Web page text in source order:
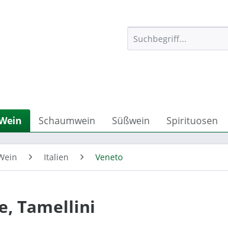
Schaumwein Süßwein Spirituosen
Italien Veneto
Tamellini